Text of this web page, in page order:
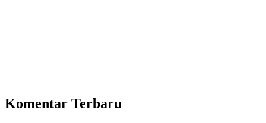
Komentar Terbaru